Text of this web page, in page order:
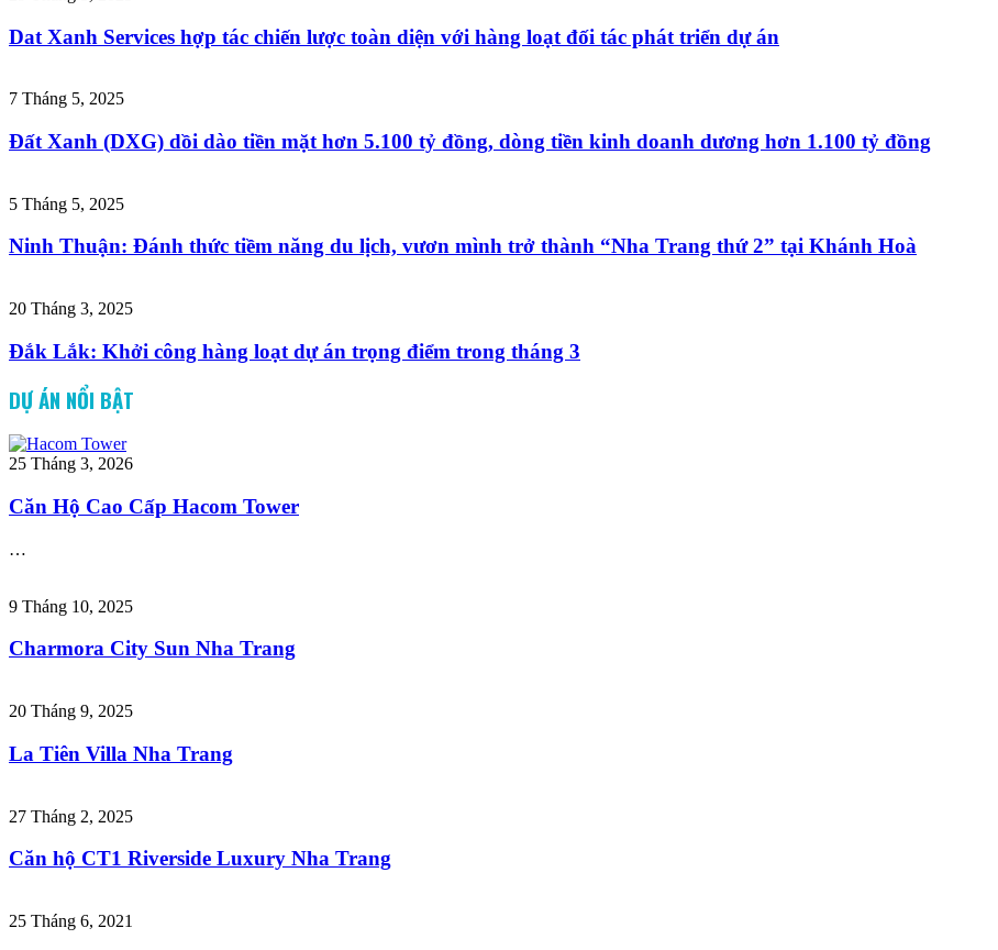
Dat Xanh Services hợp tác chiến lược toàn diện với hàng loạt đối tác phát triển dự án
7 Tháng 5, 2025
Đất Xanh (DXG) dồi dào tiền mặt hơn 5.100 tỷ đồng, dòng tiền kinh doanh dương hơn 1.100 tỷ đồng
5 Tháng 5, 2025
Ninh Thuận: Đánh thức tiềm năng du lịch, vươn mình trở thành “Nha Trang thứ 2” tại Khánh Hoà
20 Tháng 3, 2025
Đắk Lắk: Khởi công hàng loạt dự án trọng điểm trong tháng 3
DỰ ÁN NỔI BẬT
25 Tháng 3, 2026
Căn Hộ Cao Cấp Hacom Tower
…
9 Tháng 10, 2025
Charmora City Sun Nha Trang
20 Tháng 9, 2025
La Tiên Villa Nha Trang
27 Tháng 2, 2025
Căn hộ CT1 Riverside Luxury Nha Trang
25 Tháng 6, 2021